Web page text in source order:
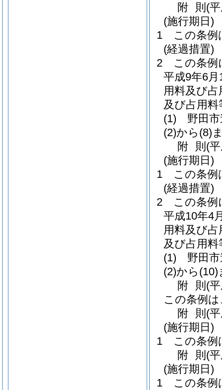
附 則 (
(施行期日)
1
この条例
(経過措置)
2
この条例
平成9年6月
用料及び
及び占用
(1)
野田
(2)から(8)
附 則 (
(施行期日)
1
この条例
(経過措置)
2
この条例
平成10年4
用料及び
及び占用
(1)
野田
(2)から(10)
附 則 (
この条例
附 則 (
(施行期日)
1
この条例
附 則 (
(施行期日)
1
この条例